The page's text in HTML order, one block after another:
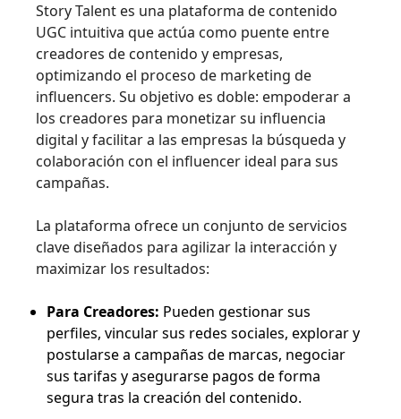
Story Talent es una plataforma de contenido
UGC intuitiva que actúa como puente entre
creadores de contenido y empresas,
optimizando el proceso de marketing de
influencers. Su objetivo es doble: empoderar a
los creadores para monetizar su influencia
digital y facilitar a las empresas la búsqueda y
colaboración con el influencer ideal para sus
campañas.
La plataforma ofrece un conjunto de servicios
clave diseñados para agilizar la interacción y
maximizar los resultados:
Para Creadores: Pueden gestionar sus
perfiles, vincular sus redes sociales, explorar y
postularse a campañas de marcas, negociar
sus tarifas y asegurarse pagos de forma
segura tras la creación del contenido.